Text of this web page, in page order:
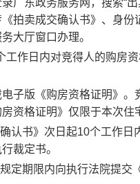
广东政务服务网，搜索“
拍卖成交确认书》、身
大厅窗口办理。
工作日内对竞得人的购房
子版《购房资格证明》
资格证明》仅限于本次住
认书》次日起10个工作日
裁定书。
定期限内向执行法院提